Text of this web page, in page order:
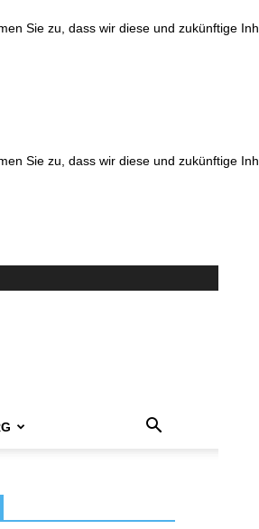
Sie zu, dass wir diese und zukünftige
Sie zu, dass wir diese und zukünftige